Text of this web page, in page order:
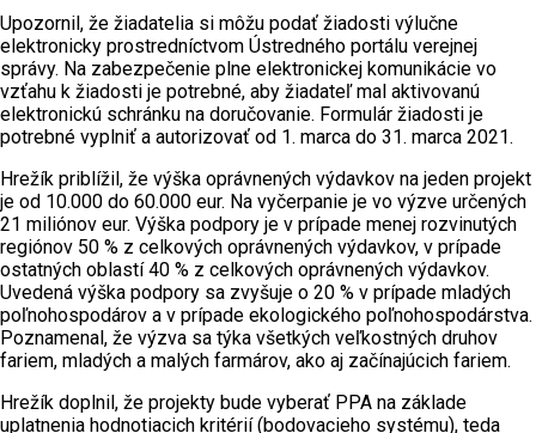
Upozornil, že žiadatelia si môžu podať žiadosti výlučne
elektronicky prostredníctvom Ústredného portálu verejnej
správy. Na zabezpečenie plne elektronickej komunikácie vo
vzťahu k žiadosti je potrebné, aby žiadateľ mal aktivovanú
elektronickú schránku na doručovanie. Formulár žiadosti je
potrebné vyplniť a autorizovať od 1. marca do 31. marca 2021.
Hrežík priblížil, že výška oprávnených výdavkov na jeden projekt
je od 10.000 do 60.000 eur. Na vyčerpanie je vo výzve určených
21 miliónov eur. Výška podpory je v prípade menej rozvinutých
regiónov 50 % z celkových oprávnených výdavkov, v prípade
ostatných oblastí 40 % z celkových oprávnených výdavkov.
Uvedená výška podpory sa zvyšuje o 20 % v prípade mladých
poľnohospodárov a v prípade ekologického poľnohospodárstva.
Poznamenal, že výzva sa týka všetkých veľkostných druhov
fariem, mladých a malých farmárov, ako aj začínajúcich fariem.
Hrežík doplnil, že projekty bude vyberať PPA na základe
uplatnenia hodnotiacich kritérií (bodovacieho systému), teda